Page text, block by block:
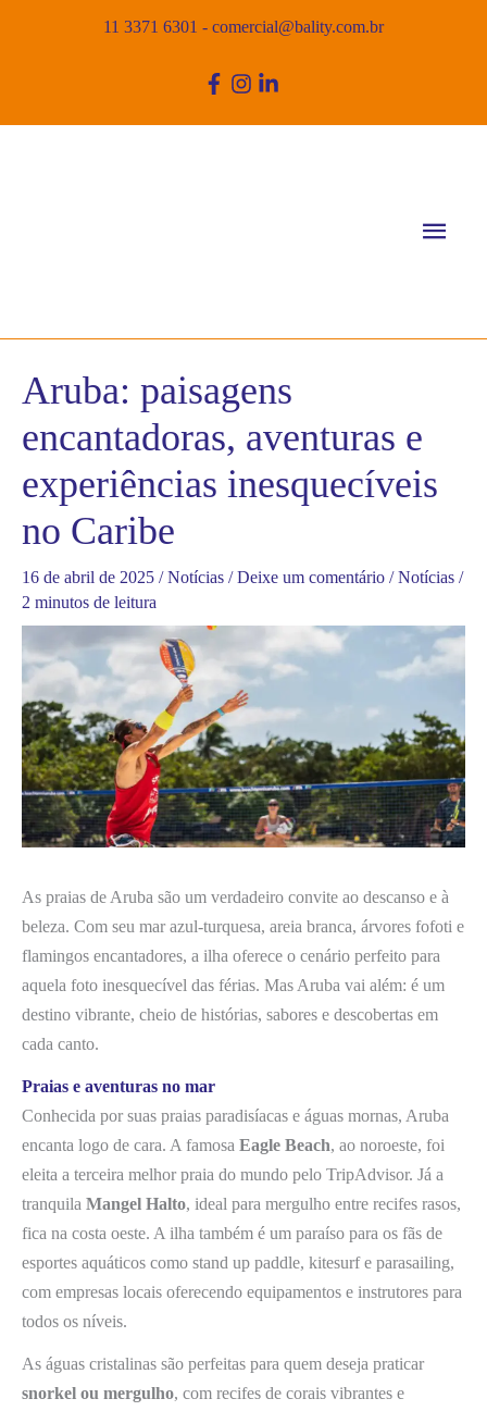
11 3371 6301 - comercial@bality.com.br
Aruba: paisagens
encantadoras, aventuras e
experiências inesquecíveis
no Caribe
16 de abril de 2025 /Notícias /Deixe um comentário /Notícias /
2 minutos de leitura
As praias de Aruba são um verdadeiro convite ao descanso e à
beleza. Com seu mar azul-turquesa, areia branca, árvores fofoti e
flamingos encantadores, a ilha oferece o cenário perfeito para
aquela foto inesquecível das férias. Mas Aruba vai além: é um
destino vibrante, cheio de histórias, sabores e descobertas em
cada canto.
Praias e aventuras no mar
Conhecida por suas praias paradisíacas e águas mornas, Aruba
encanta logo de cara. A famosa Eagle Beach, ao noroeste, foi
eleita a terceira melhor praia do mundo pelo TripAdvisor. Já a
tranquila Mangel Halto, ideal para mergulho entre recifes rasos,
fica na costa oeste. A ilha também é um paraíso para os fãs de
esportes aquáticos como stand up paddle, kitesurf e parasailing,
com empresas locais oferecendo equipamentos e instrutores para
todos os níveis.
As águas cristalinas são perfeitas para quem deseja praticar
snorkel ou mergulho, com recifes de corais vibrantes e